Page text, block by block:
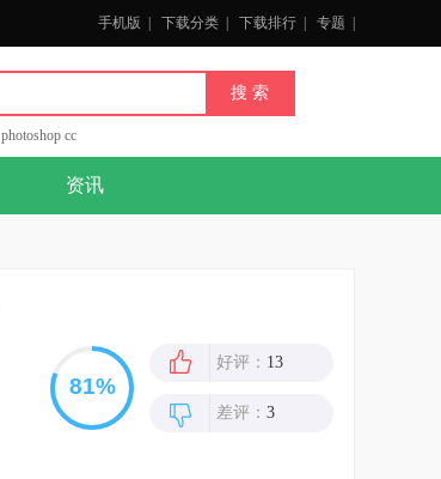
手机版 下载分类 下载排行 专题
photoshop cc
资讯
好评： 13
差评： 3